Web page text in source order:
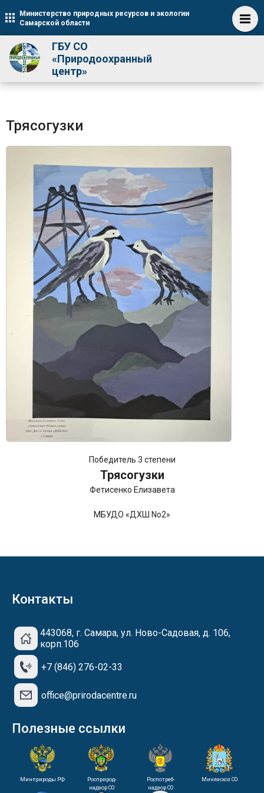
ГБУ СО
«Природоохранный
центр»
Трясогузки
Победитель 3 степени
Трясогузки
Фетисенко Елизавета
МБУДО «ДХШ No2»
Министерство природных ресурсов и экологии
Самарской области
Контакты
443068, г. Самара, ул. Ново-Садовая, д. 106,
корп.106
+7 (846) 276-02-33
office@prirodacentre.ru
Полезные ссылки
Минприроды РФ
Росприрод-
надзор СО
Роспотреб-
надзор СО
Минлесхоз СО